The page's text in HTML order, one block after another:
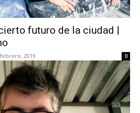
futuro de la ciudad |
2019 0